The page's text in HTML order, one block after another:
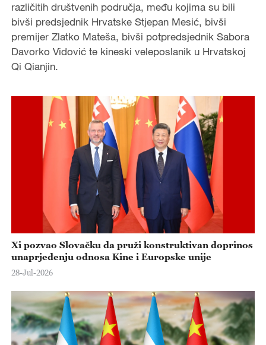
različitih društvenih područja, među kojima su bili
bivši predsjednik Hrvatske Stjepan Mesić, bivši
premijer Zlatko Mateša, bivši potpredsjednik Sabora
Davorko Vidović te kineski veleposlanik u Hrvatskoj
Qi Qianjin.
Xi pozvao Slovačku da pruži konstruktivan doprinos
unaprjeđenju odnosa Kine i Europske unije
28-Jul-2026